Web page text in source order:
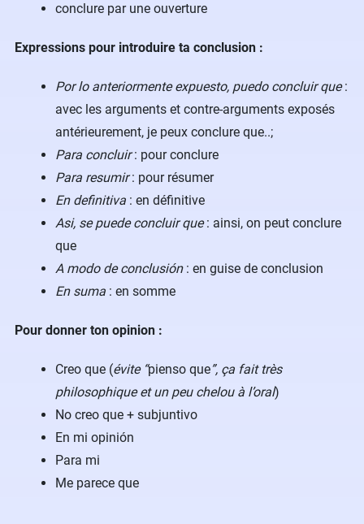
conclure par une ouverture
Expressions pour introduire ta conclusion :
Por lo anteriormente expuesto, puedo concluir que:
avec les arguments et contre-arguments exposés
antérieurement, je peux conclure que..;
Para concluir: pour conclure
Para resumir: pour résumer
En definitiva : en définitive
Asi, se puede concluir que: ainsi, on peut conclure
que
A modo de conclusión: en guise de conclusion
En suma : en somme
Pour donner ton opinion :
Creo que (évite “pienso que”, ça fait très
philosophique et un peu chelou à l’oral)
No creo que + subjuntivo
En mi opinión
Para mi
Me parece que